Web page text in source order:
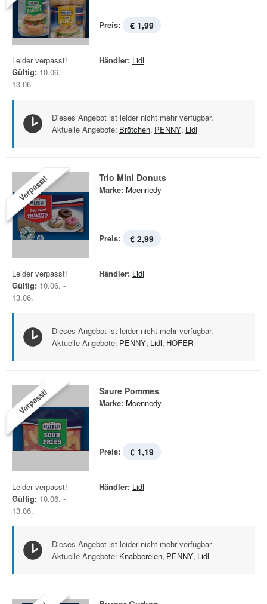
Preis: € 1,99
Leider verpasst!
Gültig: 10.06. -
13.06.
Händler: Lidl
Dieses Angebot ist leider nicht mehr verfügbar.
Aktuelle Angebote: Brötchen, PENNY, Lidl
Verpasst! Trio Mini Donuts
Marke: Mcennedy
Preis: € 2,99
Leider verpasst!
Gültig: 10.06. -
13.06.
Händler: Lidl
Dieses Angebot ist leider nicht mehr verfügbar.
Aktuelle Angebote: PENNY, Lidl, HOFER
Verpasst! Saure Pommes
Marke: Mcennedy
Preis: € 1,19
Leider verpasst!
Gültig: 10.06. -
13.06.
Händler: Lidl
Dieses Angebot ist leider nicht mehr verfügbar.
Aktuelle Angebote: Knabbereien, PENNY, Lidl